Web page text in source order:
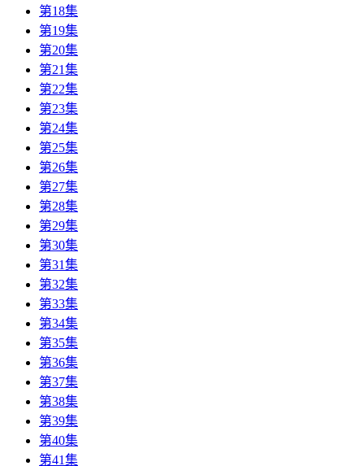
第18集
第19集
第20集
第21集
第22集
第23集
第24集
第25集
第26集
第27集
第28集
第29集
第30集
第31集
第32集
第33集
第34集
第35集
第36集
第37集
第38集
第39集
第40集
第41集